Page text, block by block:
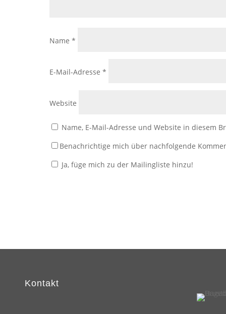
Name *
E-Mail-Adresse *
Website
Name, E-Mail-Adresse und Website in diesem
Benachrichtige mich über nachfolgende
Ja, füge mich zu der Mailingliste hinzu!
Kontakt